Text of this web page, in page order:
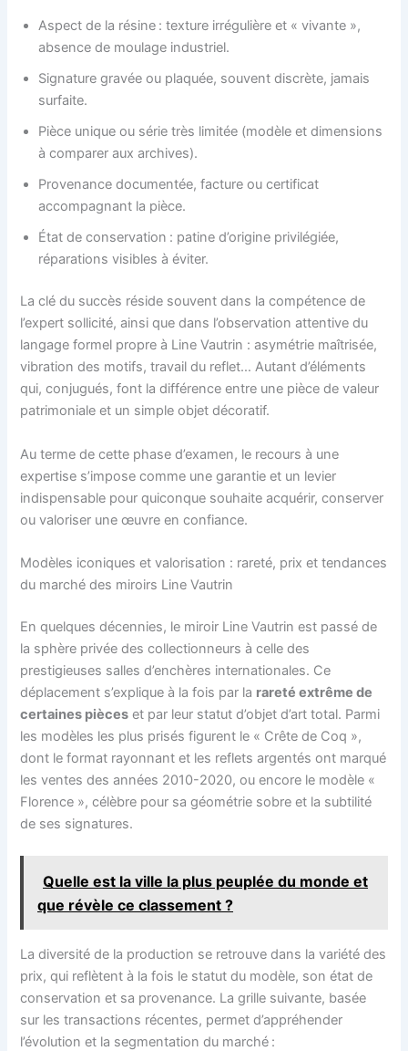
Aspect de la résine : texture irrégulière et « vivante »,
absence de moulage industriel.
Signature gravée ou plaquée, souvent discrète, jamais
surfaite.
Pièce unique ou série très limitée (modèle et dimensions
à comparer aux archives).
Provenance documentée, facture ou certificat
accompagnant la pièce.
État de conservation : patine d’origine privilégiée,
réparations visibles à éviter.
La clé du succès réside souvent dans la compétence de
l’expert sollicité, ainsi que dans l’observation attentive du
langage formel propre à Line Vautrin : asymétrie maîtrisée,
vibration des motifs, travail du reflet… Autant d’éléments
qui, conjugués, font la différence entre une pièce de valeur
patrimoniale et un simple objet décoratif.
Au terme de cette phase d’examen, le recours à une
expertise s’impose comme une garantie et un levier
indispensable pour quiconque souhaite acquérir, conserver
ou valoriser une œuvre en confiance.
Modèles iconiques et valorisation : rareté, prix et tendances
du marché des miroirs Line Vautrin
En quelques décennies, le miroir Line Vautrin est passé de
la sphère privée des collectionneurs à celle des
prestigieuses salles d’enchères internationales. Ce
déplacement s’explique à la fois par la rareté extrême de
certaines pièces et par leur statut d’objet d’art total. Parmi
les modèles les plus prisés figurent le « Crête de Coq »,
dont le format rayonnant et les reflets argentés ont marqué
les ventes des années 2010-2020, ou encore le modèle «
Florence », célèbre pour sa géométrie sobre et la subtilité
de ses signatures.
Quelle est la ville la plus peuplée du monde et
que révèle ce classement ?
La diversité de la production se retrouve dans la variété des
prix, qui reflètent à la fois le statut du modèle, son état de
conservation et sa provenance. La grille suivante, basée
sur les transactions récentes, permet d’appréhender
l’évolution et la segmentation du marché :